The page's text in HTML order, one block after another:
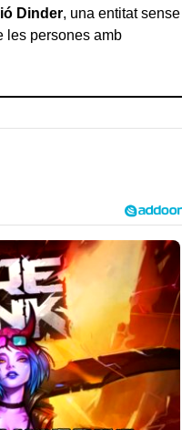
Dinder, una entitat sense
les persones amb